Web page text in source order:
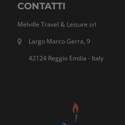
CONTATTI
Melville Travel & Leisure srl
Largo Marco Gerra, 9
42124 Reggio Emilia - Italy